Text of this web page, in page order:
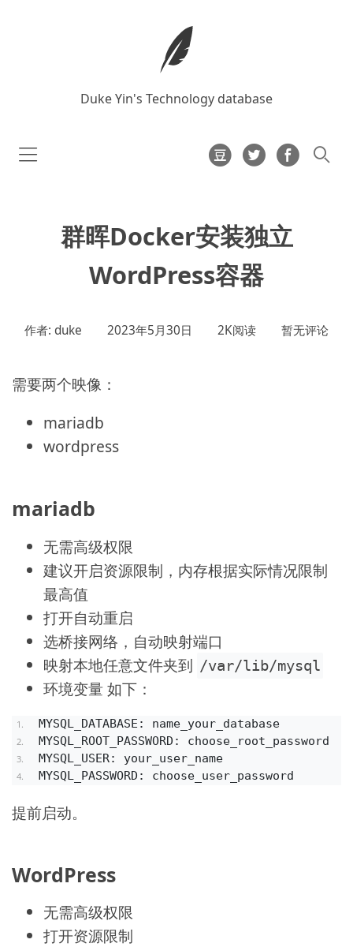
Duke Yin's Technology database
群晖Docker安装独立
WordPress容器
作者: duke 2023年5月30日 2K阅读 暂无评论
需要两个映像：
mariadb
wordpress
mariadb
无需高级权限
建议开启资源限制，内存根据实际情况限制
最高值
打开自动重启
选桥接网络，自动映射端口
映射本地任意文件夹到 /var/lib/mysql
环境变量 如下：
MYSQL_DATABASE: name_your_database
MYSQL_ROOT_PASSWORD: choose_root_password
MYSQL_USER: your_user_name
MYSQL_PASSWORD: choose_user_password
提前启动。
WordPress
无需高级权限
打开资源限制